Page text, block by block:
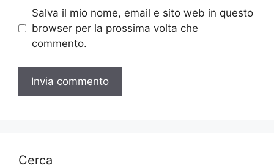
Salva il mio nome, email e sito web in questo
browser per la prossima volta che
commento.
Cerca